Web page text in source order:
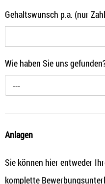
Gehaltswunsch p.a. (nur
Wie haben Sie uns
---
Anlagen
Sie können hier entweder
komplette